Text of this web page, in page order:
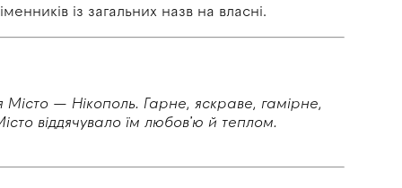
із загальних назв на власні.
Місто — Нікополь. Гарне, яскраве, гамірне,
віддячувало їм любов’ю й теплом.